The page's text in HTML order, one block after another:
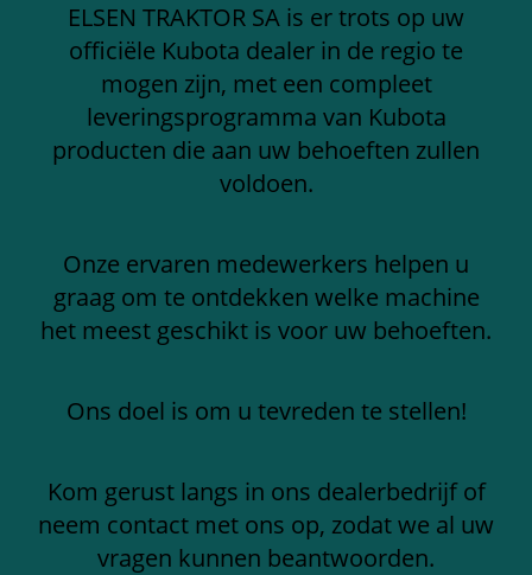
ELSEN TRAKTOR SA is er trots op uw
officiële Kubota dealer in de regio te
mogen zijn, met een compleet
leveringsprogramma van Kubota
producten die aan uw behoeften zullen
voldoen.
Onze ervaren medewerkers helpen u
graag om te ontdekken welke machine
het meest geschikt is voor uw behoeften.
Ons doel is om u tevreden te stellen!
Kom gerust langs in ons dealerbedrijf of
neem contact met ons op, zodat we al uw
vragen kunnen beantwoorden.